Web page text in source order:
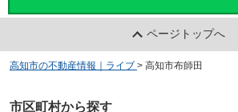
ページトップへ
高知市の不動産情報｜ライブ > 高知市布師田
市区町村から探す